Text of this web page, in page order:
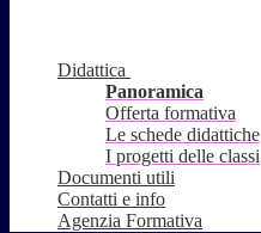
Didattica
Panoramica
Offerta formativa
Le schede didattiche
I progetti delle classi
Documenti utili
Contatti e info
Agenzia Formativa